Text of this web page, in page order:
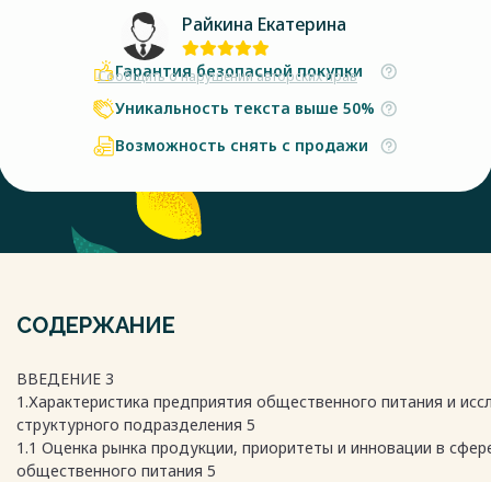
Райкина Екатерина
Сообщить о нарушении авторских прав
Гарантия безопасной покупки
Уникальность текста выше 50%
Возможность снять с продажи
СОДЕРЖАНИЕ
ВВЕДЕНИЕ 3
1.Характеристика предприятия общественного питания и
структурного подразделения 5
1.1 Оценка рынка продукции, приоритеты и инновации в
общественного питания 5